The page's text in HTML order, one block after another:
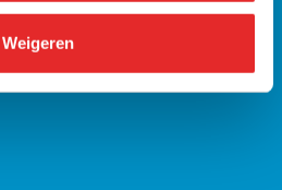
Weigeren